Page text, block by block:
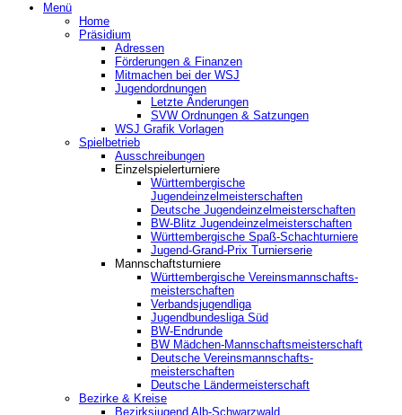
Menü
Home
Präsidium
Adressen
Förderungen & Finanzen
Mitmachen bei der WSJ
Jugendordnungen
Letzte Änderungen
SVW Ordnungen & Satzungen
WSJ Grafik Vorlagen
Spielbetrieb
Ausschreibungen
Einzelspielerturniere
Württembergische
Jugendeinzelmeisterschaften
Deutsche Jugendeinzelmeisterschaften
BW-Blitz Jugendeinzelmeisterschaften
Württembergische Spaß-Schachturniere
Jugend-Grand-Prix Turnierserie
Mannschaftsturniere
Württembergische Vereinsmannschafts-
meisterschaften
Verbandsjugendliga
Jugendbundesliga Süd
BW-Endrunde
BW Mädchen-Mannschaftsmeisterschaft
Deutsche Vereinsmannschafts-
meisterschaften
Deutsche Ländermeisterschaft
Bezirke & Kreise
Bezirksjugend Alb-Schwarzwald